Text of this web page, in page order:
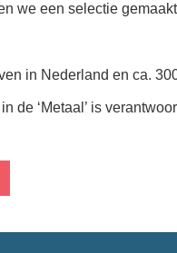
we een selectie
in Nederland en ca.
de ‘Metaal’ is